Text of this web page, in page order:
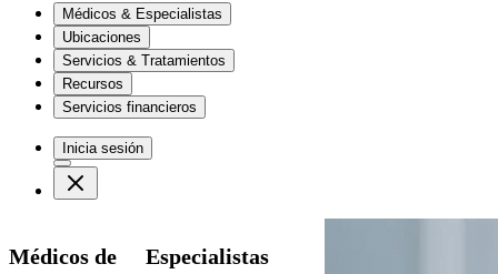
Médicos & Especialistas
Ubicaciones
Servicios & Tratamientos
Recursos
Servicios financieros
Inicia sesión
Médicos de
Especialistas